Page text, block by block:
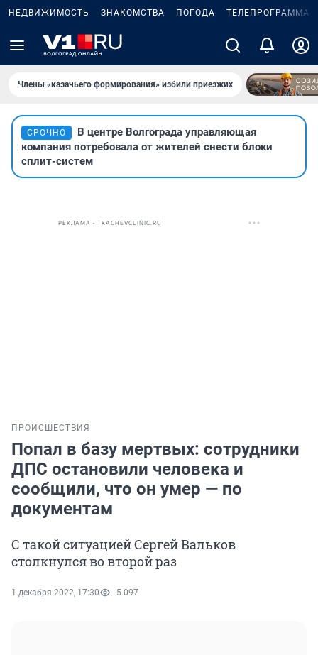
НЕДВИЖИМОСТЬ ЗНАКОМСТВА ПОГОДА ТЕЛЕПРОГРАММА
Члены «казачьего формирования» избили приезжих
СРОЧНО
В центре Волгограда управляющая
компания потребовала от жителей снести блоки
сплит-систем
РЕКЛАМА • TKACHEVCLINIC.RU
ПРОИСШЕСТВИЯ
Попал в базу мертвых: сотрудники
ДПС остановили человека и
сообщили, что он умер — по
документам
С такой ситуацией Сергей Вальков
столкнулся во второй раз
1 декабря 2022, 17:30 5 097